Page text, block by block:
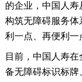
的企业，中国人
构筑无障碍服务
利一点、再便利一
目前，中国人寿
备无障碍标识标